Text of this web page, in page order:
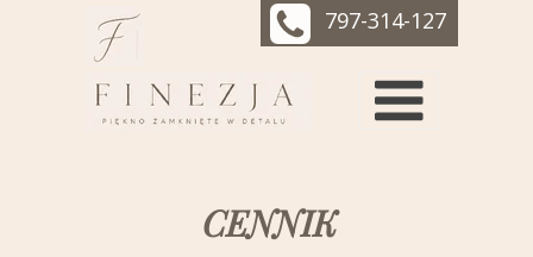
797-314-127
CENNIK